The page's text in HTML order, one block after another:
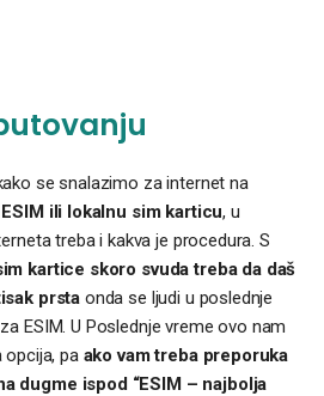
se snalazimo za internet na
ili lokalnu sim karticu, u
treba i kakva je procedura. S
kartice skoro svuda treba da daš
prsta onda se ljudi u poslednje
ESIM. U Poslednje vreme ovo nam
opcija, pa ako vam treba preporuka
dugme ispod “ESIM – najbolja